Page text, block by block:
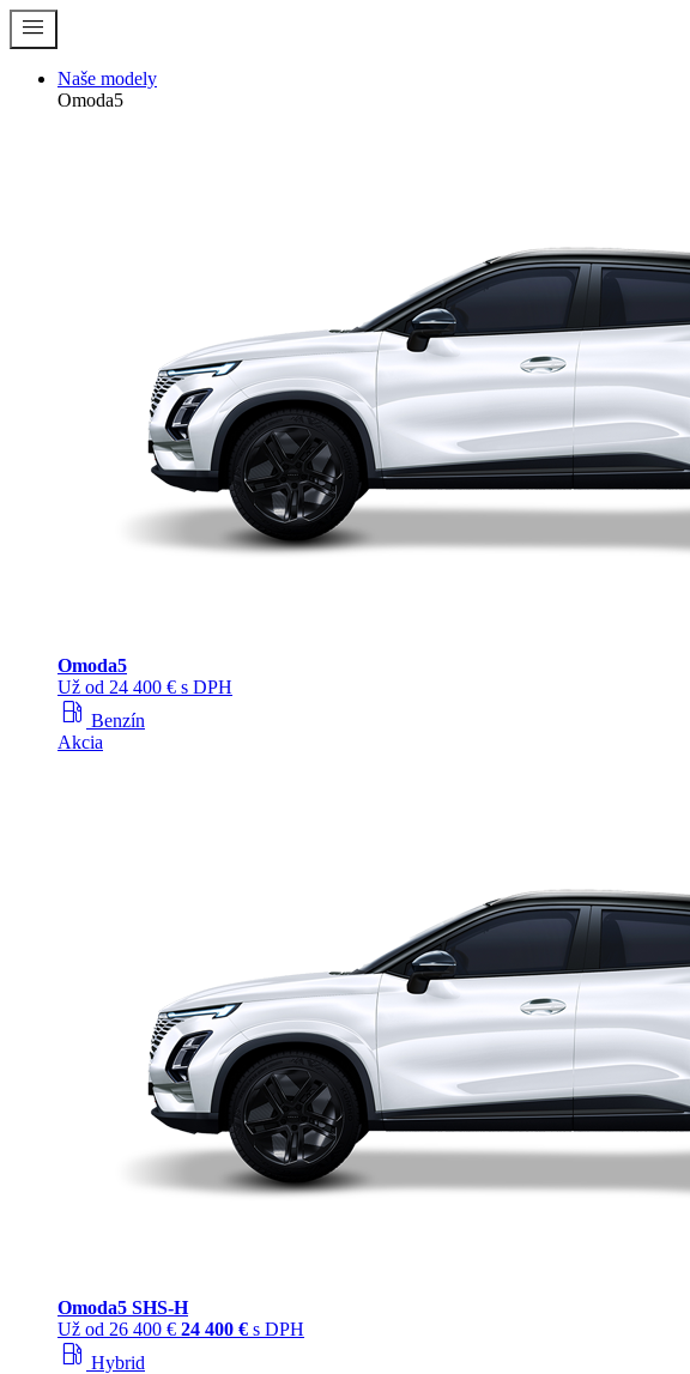
menu
Naše modely
Omoda5
Omoda5
Už od 24 400 € s DPH
local_gas_station Benzín
Akcia
Omoda5 SHS‑H
Už od 26 400 € 24 400 € s DPH
local_gas_station Hybrid